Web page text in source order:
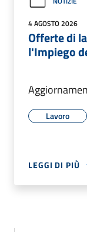
4 AGOSTO 2026
Offerte di
l'Impiego
Lavoro
LEGGI DI PIÙ